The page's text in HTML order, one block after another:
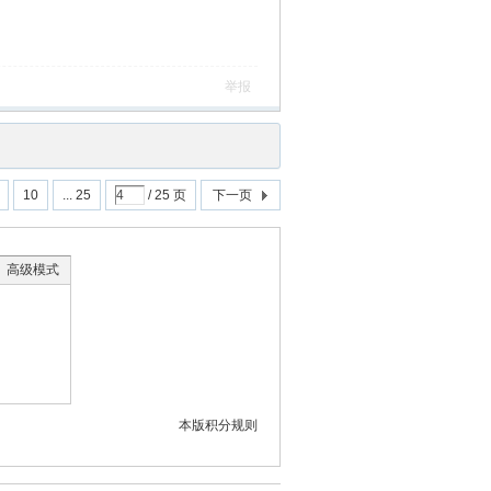
举报
10 ... 25 / 25 页 下一页
高级模式
本版积分规则